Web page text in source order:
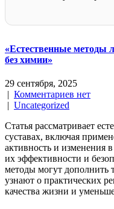
«Естественные методы
без химии»
29 сентября, 2025
| Комментариев нет
| Uncategorized
Статья рассматривает
суставах, включая
активность и изменения
их эффективности и
методы могут дополнить
узнают о практических
качества жизни и